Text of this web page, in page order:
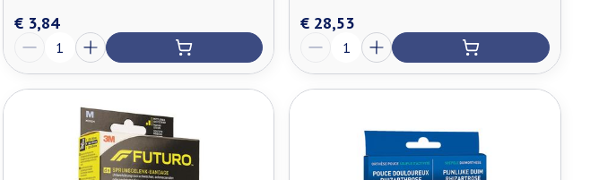
€ 3,84 € 28,53